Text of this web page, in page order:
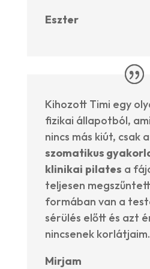
Eszter
Kihozott Timi egy
fizikai állapotból,
nincs más kiút, csak
szomatikus
klinikai pilates a
teljesen
formában van a
sérülés előtt és azt
nincsenek korlátjaim.
Mirjam